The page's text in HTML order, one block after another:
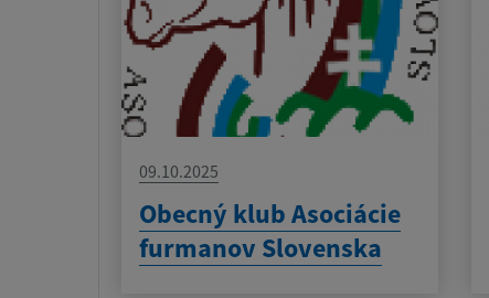
09.10.2025
Obecný klub Asociácie
furmanov Slovenska